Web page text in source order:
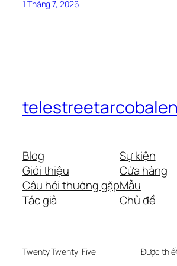
1 Tháng 7, 2026
Blog
Giới thiệu
Câu hỏi thường gặp
Tác giả
Sự kiện
Cửa hàng
Mẫu
Chủ đề
Twenty Twenty-Five Được